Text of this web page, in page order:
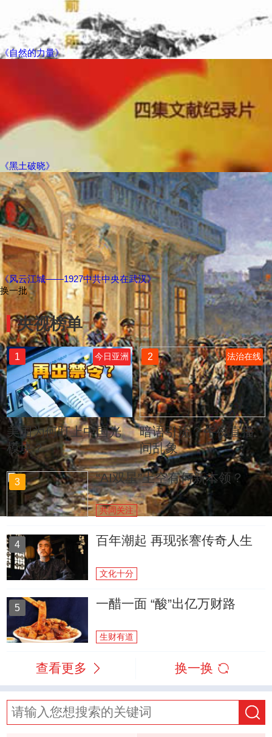
《自然的力量》
《黑土破晓》
《风云江城——1927中共中央在武汉》
换一批
央视榜单
1 今日亚洲
美国为何盯上中国光
模块？
2 法治在线
暗语引流？午夜直播
间乱象
3 “AI双星”上空有何新本领？
共同关注
4 百年潮起 再现张謇传奇人生
文化十分
5 一醋一面 “酸”出亿万财路
生财有道
查看更多 换一换